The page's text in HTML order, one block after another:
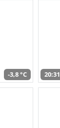
-3,8 °C 20:31